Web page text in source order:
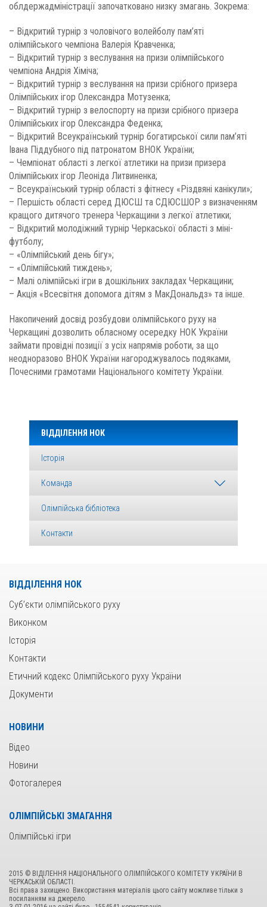
облдержадміністрації започатковано низку змагань. Зокрема:
– Відкритий турнір з чоловічого волейболу пам’яті
олімпійського чемпіона Валерія Кравченка;
– Відкритий турнір з веслування на призи олімпійського
чемпіона Андрія Хіміча;
– Відкритий турнір з веслування на призи срібного призера
Олімпійських ігор Олександра Мотузенка;
– Відкритий турнір з велоспорту на призи срібного призера
Олімпійських ігор Олександра Феденка;
– Відкритий Всеукраїнський турнір богатирської сили пам’яті
Івана Піддубного під патронатом ВНОК України;
– Чемпіонат області з легкої атлетики на призи призера
Олімпійських ігор Леоніда Литвиненка;
– Всеукраїнський турнір області з фітнесу «Різдвяні канікули»;
– Першість області серед ДЮСШ та СДЮСШОР з визначенням
кращого дитячого тренера Черкащини з легкої атлетики;
– Відкритий молодіжний турнір Черкаської області з міні-
футболу;
– «Олімпійський день бігу»;
– «Олімпійський тиждень»;
– Малі олімпійські ігри в дошкільних закладах Черкащини;
– Акція «Всесвітня допомога дітям з МакДональдз» та інше.
Накопичений досвід розбудови олімпійського руху на
Черкащині дозволить обласному осередку НОК України
займати провідні позиції з усіх напрямів роботи, за що
неодноразово ВНОК України нагороджувалось подяками,
Почесними грамотами Національного комітету України.
ВІДДІЛЕННЯ НОК
Історія
Команда
Олімпійська бібліотека
Контакти
ВІДДІЛЕННЯ НОК
Суб’єкти олімпійського руху
Виконком
Історія
Контакти
Етичний кодекс Олімпійського руху України
Документи
НОВИНИ
Відео
Новини
Фотогалерея
ОЛІМПІЙСЬКІ ЗМАГАННЯ
Олімпійські ігри
2015 © ВІДІЛЕННЯ НАЦІОНАЛЬНОГО ОЛІМПІЙСЬКОГО КОМІТЕТУ УКРАЇНИ В
ЧЕРКАСЬКІЙ ОБЛАСТІ.
Всі права захищено. Використання матеріалів цього сайту можливе тільки з
посиланням на джерело.